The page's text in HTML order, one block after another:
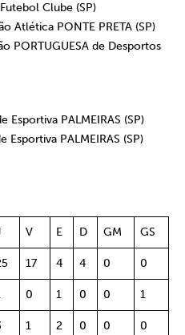
Clube (SP)
Atlética PONTE PRETA (SP)
PORTUGUESA de Desportos
PALMEIRAS (SP)
PALMEIRAS (SP)
V E D GM GS
17 4 4 0 0
0 1 0 0 1
1 2 0 0 0